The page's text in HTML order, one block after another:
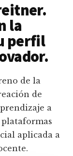
la
perfil
de la
de
a
plataformas
aplicada a